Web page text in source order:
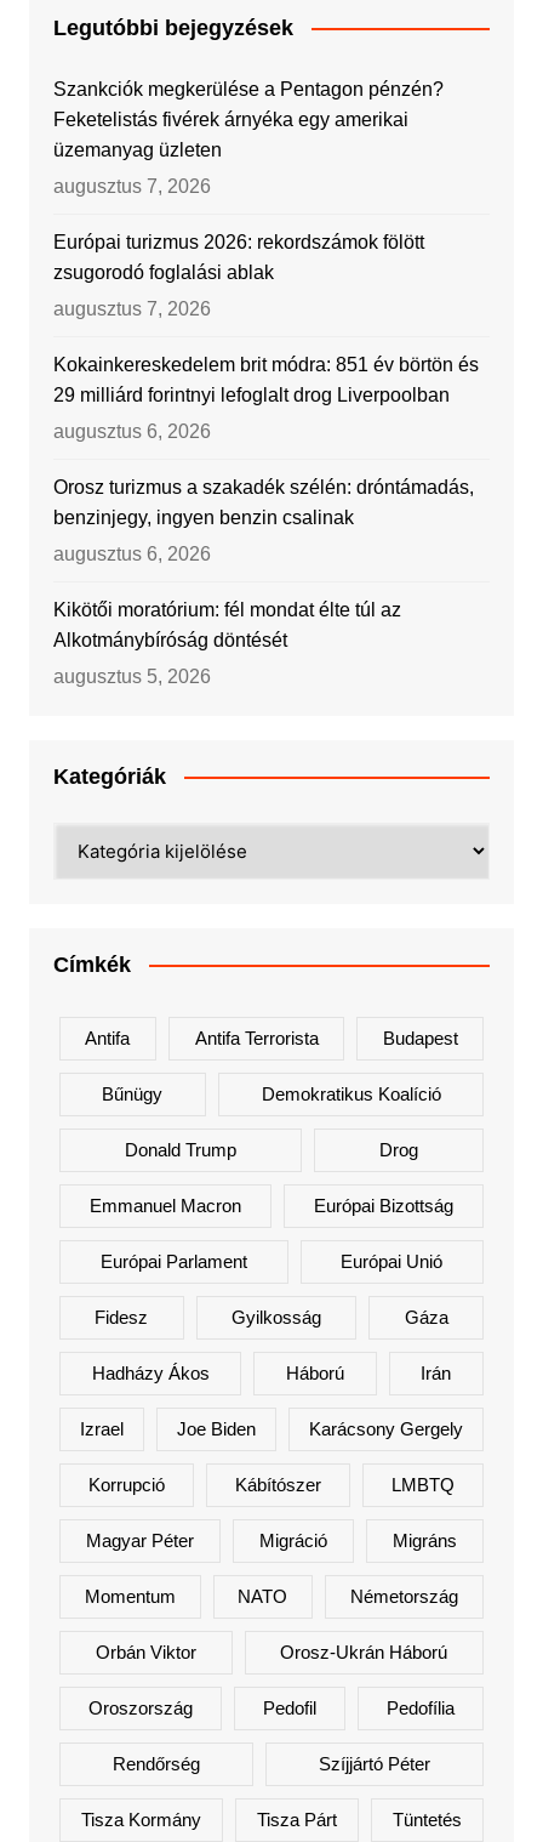
Legutóbbi bejegyzések
Szankciók megkerülése a Pentagon pénzén?
Feketelistás fivérek árnyéka egy amerikai
üzemanyag üzleten
augusztus 7, 2026
Európai turizmus 2026: rekordszámok fölött
zsugorodó foglalási ablak
augusztus 7, 2026
Kokainkereskedelem brit módra: 851 év börtön és
29 milliárd forintnyi lefoglalt drog Liverpoolban
augusztus 6, 2026
Orosz turizmus a szakadék szélén: dróntámadás,
benzinjegy, ingyen benzin csalinak
augusztus 6, 2026
Kikötői moratórium: fél mondat élte túl az
Alkotmánybíróság döntését
augusztus 5, 2026
Kategóriák
Címkék
Antifa Antifa Terrorista Budapest
Bűnügy Demokratikus Koalíció
Donald Trump Drog
Emmanuel Macron Európai Bizottság
Európai Parlament Európai Unió
Fidesz Gyilkosság Gáza
Hadházy Ákos Háború Irán
Izrael Joe Biden Karácsony Gergely
Korrupció Kábítószer LMBTQ
Magyar Péter Migráció Migráns
Momentum NATO Németország
Orbán Viktor Orosz-Ukrán Háború
Oroszország Pedofil Pedofília
Rendőrség Szíjjártó Péter
Tisza Kormány Tisza Párt Tüntetés